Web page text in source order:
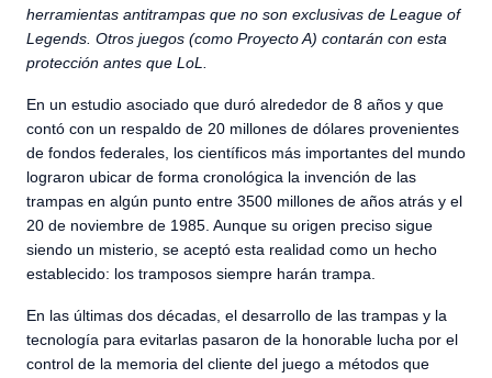
herramientas antitrampas que no son exclusivas de League of
Legends. Otros juegos (como Proyecto A) contarán con esta
protección antes que LoL.
En un estudio asociado que duró alrededor de 8 años y que
contó con un respaldo de 20 millones de dólares provenientes
de fondos federales, los científicos más importantes del mundo
lograron ubicar de forma cronológica la invención de las
trampas en algún punto entre 3500 millones de años atrás y el
20 de noviembre de 1985. Aunque su origen preciso sigue
siendo un misterio, se aceptó esta realidad como un hecho
establecido: los tramposos siempre harán trampa.
En las últimas dos décadas, el desarrollo de las trampas y la
tecnología para evitarlas pasaron de la honorable lucha por el
control de la memoria del cliente del juego a métodos que